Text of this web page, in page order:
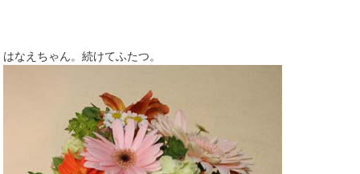
はなえちゃん。続けてふたつ。